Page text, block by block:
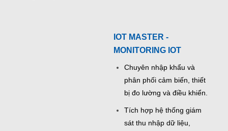
IOT MASTER -
MONITORING IOT
Chuyên nhập khẩu và
phân phối cảm biến, thiết
bị đo lường và điều khiển.
Tích hợp hệ thống giám
sát thu nhập dữ liệu,